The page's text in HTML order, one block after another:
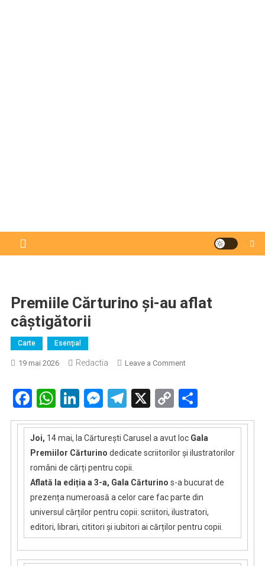
Premiile Cărturino și-au aflat
câștigătorii
Carte Esenţial
19 mai 2026 Redactia Leave a Commenton
Cărturino
și-
aflat
Facebook
WhatsApp
LinkedIn
Messenger
Telegram
X Copy
Link
Joi, 14 mai, la Cărturești Carusel a avut locGala
Premiilor Cărturino dedicate scriitorilor și ilustratorilor
români de cărți pentru copii.
Aflată la ediția a 3-a, Gala Cărturino s-a bucurat de
prezența numeroasă a celor care fac parte din
universul cărților pentru copii: scriitori, ilustratori,
editori, librari, cititori și iubitori ai cărților pentru copii.